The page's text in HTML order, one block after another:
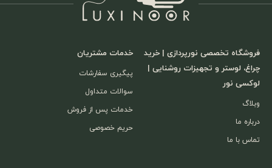
فروشگاه تخصصی نورپردازی | خرید
چراغ، لوستر و تجهیزات روشنایی |
لوکسی نور
وبلاگ
درباره ما
تماس با ما
خدمات مشتریان
پیگیری سفارشات
سوالات متداول
خدمات پس از فروش
حریم خصوصی